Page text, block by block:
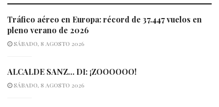
Tráfico aéreo en Europa: récord de 37.447 vuelos en
pleno verano de 2026
SÁBADO, 8 AGOSTO 2026
ALCALDE SANZ… DI: ¡ZOOOOOO!
SÁBADO, 8 AGOSTO 2026